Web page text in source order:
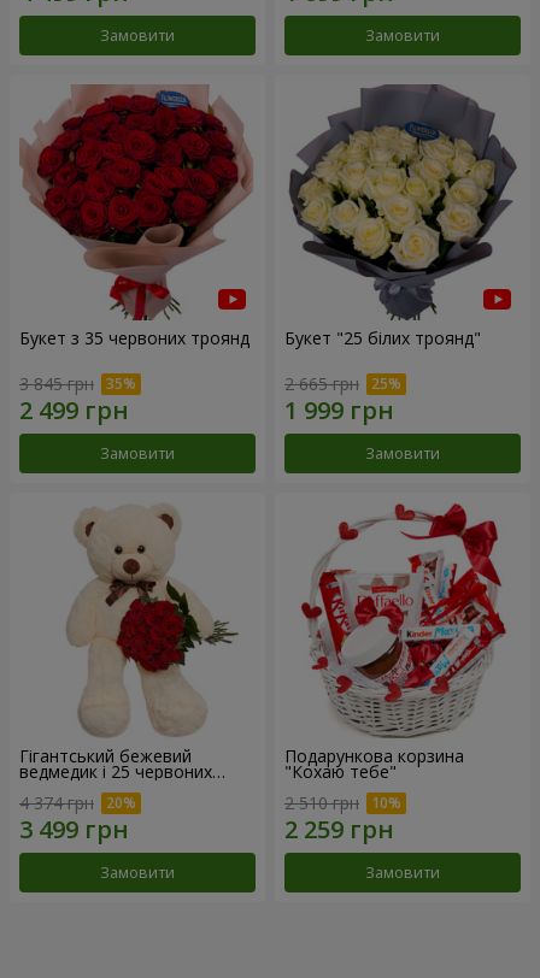
Замовити Замовити
Букет з 35 червоних троянд
3 845 грн
Замовити
Букет "25 білих троянд"
2 665 грн
Замовити
Гігантський бежевий
ведмедик і 25 червоних
троянд
4 374 грн
Замовити
Подарункова корзина
"Кохаю тебе"
2 510 грн
Замовити